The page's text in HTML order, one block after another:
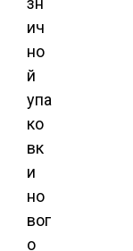
ич
но
й
упа
ко
вк
и
но
вог
о